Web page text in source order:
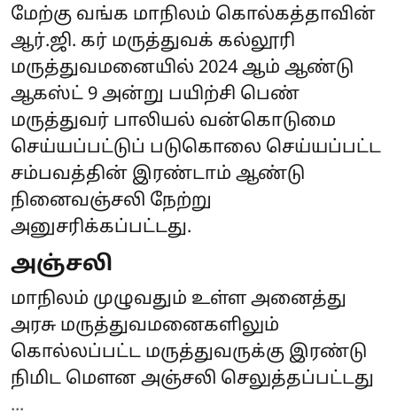
மேற்கு வங்க மாநிலம் கொல்கத்தாவின்
ஆர்.ஜி. கர் மருத்துவக் கல்லூரி
மருத்துவமனையில் 2024 ஆம் ஆண்டு
ஆகஸ்ட் 9 அன்று பயிற்சி பெண்
மருத்துவர் பாலியல் வன்கொடுமை
செய்யப்பட்டுப் படுகொலை செய்யப்பட்ட
சம்பவத்தின் இரண்டாம் ஆண்டு
நினைவஞ்சலி நேற்று
அனுசரிக்கப்பட்டது.
அஞ்சலி
மாநிலம் முழுவதும் உள்ள அனைத்து
அரசு மருத்துவமனைகளிலும்
கொல்லப்பட்ட மருத்துவருக்கு இரண்டு
நிமிட மௌன அஞ்சலி செலுத்தப்பட்டது
...